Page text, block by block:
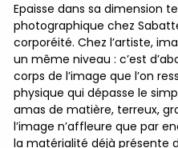
Epaisse dans sa dimension
photographique chez
corporéité. Chez l’artiste,
un même niveau : c’est
corps de l’image que l’on
physique qui dépasse le
amas de matière, terreux,
l’image n’affleure que par
la matérialité déjà présente